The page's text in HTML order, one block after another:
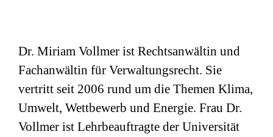
Dr. Miriam Vollmer ist Rechtsanwältin und
Fachanwältin für Verwaltungsrecht. Sie
vertritt seit 2006 rund um die Themen Klima,
Umwelt, Wettbewerb und Energie. Frau Dr.
Vollmer ist Lehrbeauftragte der Universität